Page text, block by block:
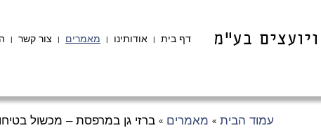
דף בית | אודותינו | מאמרים | צור קשר |
עמוד הבית » מאמרים » ברזי גן במרפסת – מכשול